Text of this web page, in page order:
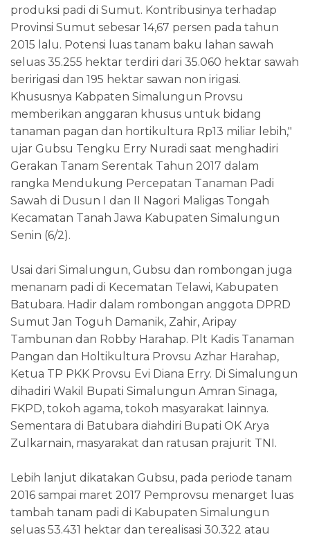
produksi padi di Sumut. Kontribusinya terhadap
Provinsi Sumut sebesar 14,67 persen pada tahun
2015 lalu. Potensi luas tanam baku lahan sawah
seluas 35.255 hektar terdiri dari 35.060 hektar sawah
beririgasi dan 195 hektar sawan non irigasi.
Khususnya Kabpaten Simalungun Provsu
memberikan anggaran khusus untuk bidang
tanaman pagan dan hortikultura Rp13 miliar lebih,"
ujar Gubsu Tengku Erry Nuradi saat menghadiri
Gerakan Tanam Serentak Tahun 2017 dalam
rangka Mendukung Percepatan Tanaman Padi
Sawah di Dusun I dan II Nagori Maligas Tongah
Kecamatan Tanah Jawa Kabupaten Simalungun
Senin (6/2).
Usai dari Simalungun, Gubsu dan rombongan juga
menanam padi di Kecematan Telawi, Kabupaten
Batubara. Hadir dalam rombongan anggota DPRD
Sumut Jan Toguh Damanik, Zahir, Aripay
Tambunan dan Robby Harahap. Plt Kadis Tanaman
Pangan dan Holtikultura Provsu Azhar Harahap,
Ketua TP PKK Provsu Evi Diana Erry. Di Simalungun
dihadiri Wakil Bupati Simalungun Amran Sinaga,
FKPD, tokoh agama, tokoh masyarakat lainnya.
Sementara di Batubara diahdiri Bupati OK Arya
Zulkarnain, masyarakat dan ratusan prajurit TNI.
Lebih lanjut dikatakan Gubsu, pada periode tanam
2016 sampai maret 2017 Pemprovsu menarget luas
tambah tanam padi di Kabupaten Simalungun
seluas 53.431 hektar dan terealisasi 30.322 atau